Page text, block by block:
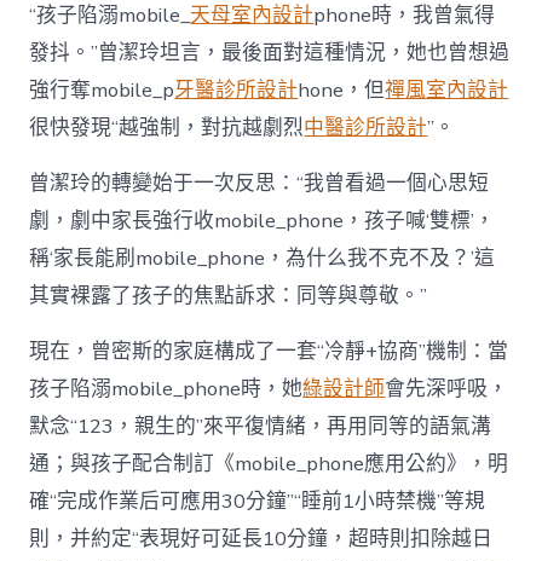
“孩子陷溺mobile_天母室內設計phone時，我曾氣得
發抖。”曾潔玲坦言，最後面對這種情況，她也曾想過
強行奪mobile_p牙醫診所設計hone，但禪風室內設計
很快發現“越強制，對抗越劇烈中醫診所設計”。
曾潔玲的轉變始于一次反思：“我曾看過一個心思短
劇，劇中家長強行收mobile_phone，孩子喊‘雙標’，
稱‘家長能刷mobile_phone，為什么我不克不及？’這
其實裸露了孩子的焦點訴求：同等與尊敬。”
現在，曾密斯的家庭構成了一套“冷靜+協商”機制：當
孩子陷溺mobile_phone時，她綠設計師會先深呼吸，
默念“123，親生的”來平復情緒，再用同等的語氣溝
通；與孩子配合制訂《mobile_phone應用公約》，明
確“完成作業后可應用30分鐘”“睡前1小時禁機”等規
則，并約定“表現好可延長10分鐘，超時則扣除越日